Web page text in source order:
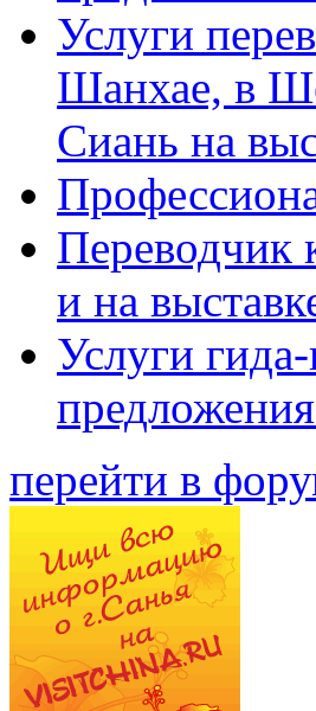
Услуги
Шанхае, в
Сиань на
Переводчик
и на
Услуги
перейти в